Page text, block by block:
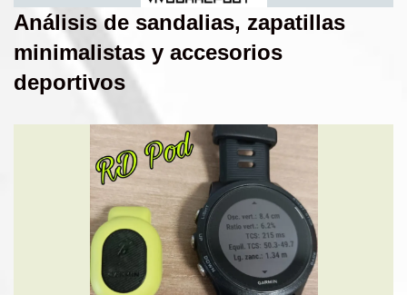
Análisis de sandalias, zapatillas
minimalistas y accesorios
deportivos